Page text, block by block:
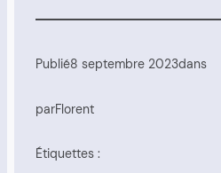
Publié8 septembre 2023dans
parFlorent
Étiquettes :